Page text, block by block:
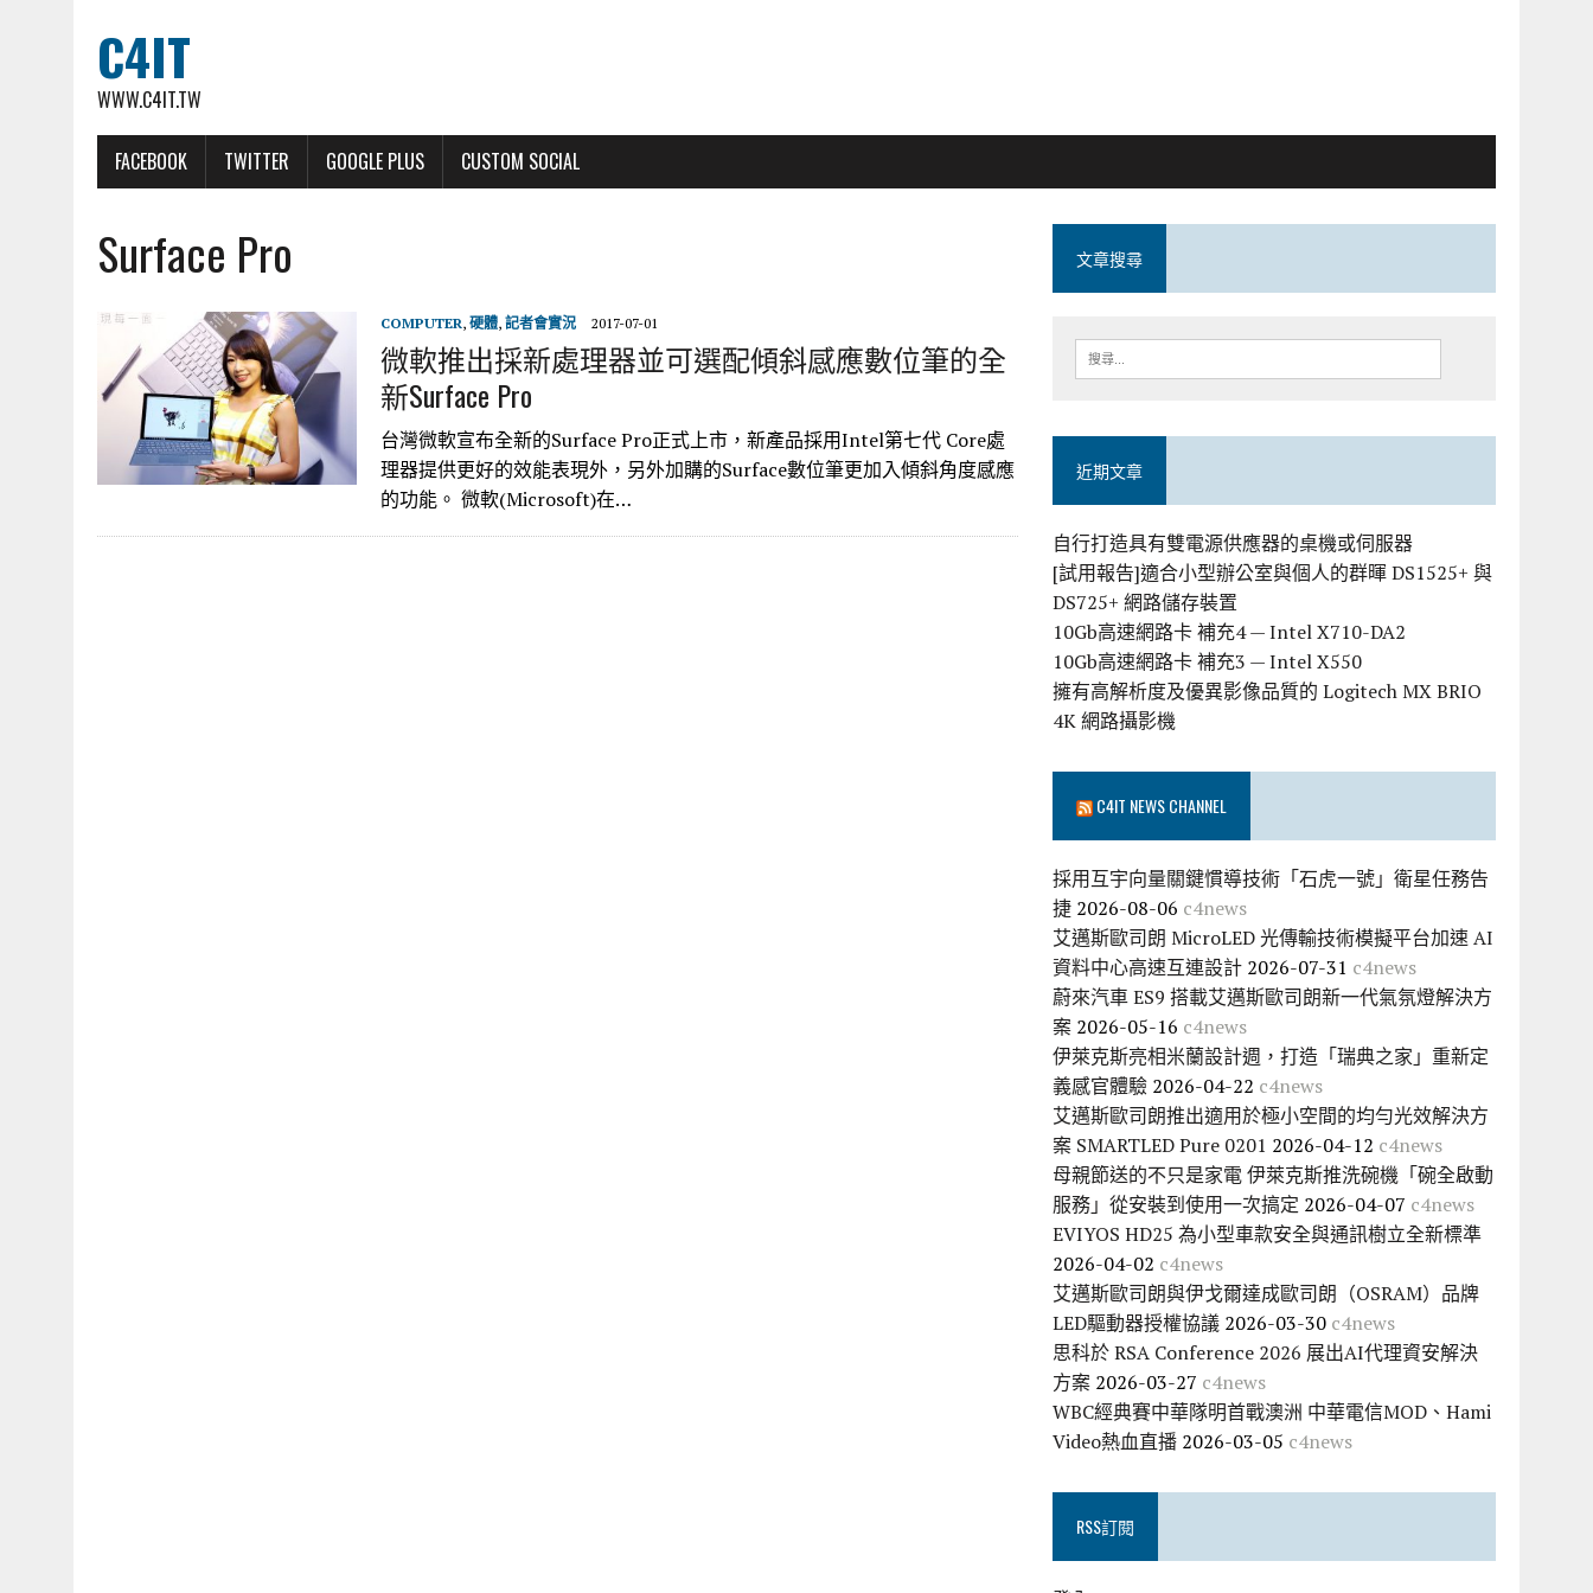
C4IT
WWW.C4IT.TW
FACEBOOK TWITTER GOOGLE PLUS CUSTOM SOCIAL
Surface Pro
COMPUTER, 硬體, 記者會實況 2017-07-01
微軟推出採新處理器並可選配傾斜感應數位筆的全
新Surface Pro
台灣微軟宣布全新的Surface Pro正式上市，新產品採用Intel第七代 Core處
理器提供更好的效能表現外，另外加購的Surface數位筆更加入傾斜角度感應
的功能。 微軟(Microsoft)在…
文章搜尋
近期文章
自行打造具有雙電源供應器的桌機或伺服器
[試用報告]適合小型辦公室與個人的群暉 DS1525+ 與
DS725+ 網路儲存裝置
10Gb高速網路卡 補充4 — Intel X710-DA2
10Gb高速網路卡 補充3 — Intel X550
擁有高解析度及優異影像品質的 Logitech MX BRIO
4K 網路攝影機
C4IT NEWS CHANNEL
採用互宇向量關鍵慣導技術「石虎一號」衛星任務告
捷 2026-08-06 c4news
艾邁斯歐司朗 MicroLED 光傳輸技術模擬平台加速 AI
資料中心高速互連設計 2026-07-31 c4news
蔚來汽車 ES9 搭載艾邁斯歐司朗新一代氣氛燈解決方
案 2026-05-16 c4news
伊萊克斯亮相米蘭設計週，打造「瑞典之家」重新定
義感官體驗 2026-04-22 c4news
艾邁斯歐司朗推出適用於極小空間的均勻光效解決方
案 SMARTLED Pure 0201 2026-04-12 c4news
母親節送的不只是家電 伊萊克斯推洗碗機「碗全啟動
服務」從安裝到使用一次搞定 2026-04-07 c4news
EVIYOS HD25 為小型車款安全與通訊樹立全新標準
2026-04-02 c4news
艾邁斯歐司朗與伊戈爾達成歐司朗（OSRAM）品牌
LED驅動器授權協議 2026-03-30 c4news
思科於 RSA Conference 2026 展出AI代理資安解決
方案 2026-03-27 c4news
WBC經典賽中華隊明首戰澳洲 中華電信MOD、Hami
Video熱血直播 2026-03-05 c4news
RSS訂閱